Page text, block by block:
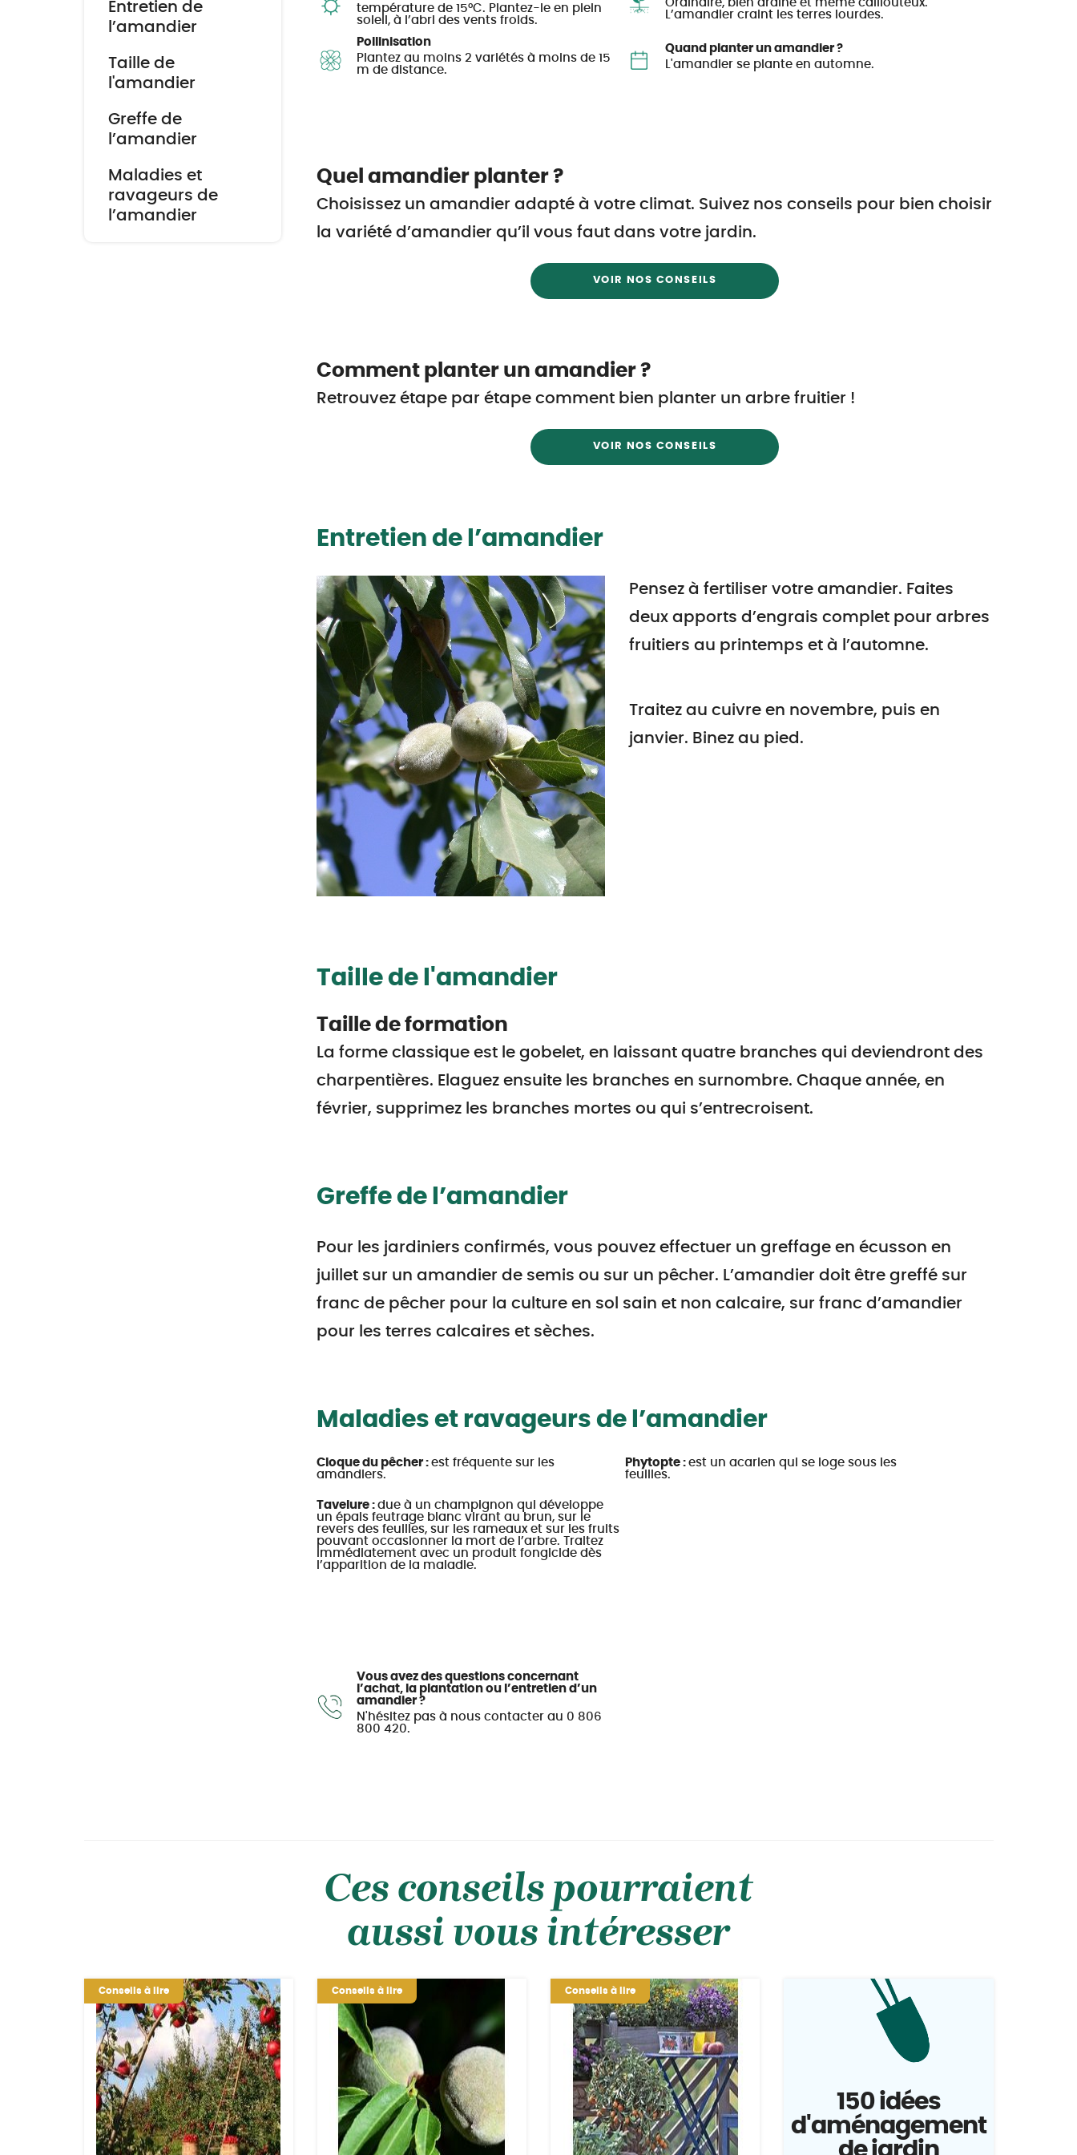
Entretien de
l’amandier
Taille de
l'amandier
Greffe de
l’amandier
Maladies et
ravageurs de
l’amandier
température de 15°C. Plantez-le en plein
soleil, à l’abri des vents froids.
Ordinaire, bien drainé et même caillouteux.
L’amandier craint les terres lourdes.
Pollinisation
Plantez au moins 2 variétés à moins de 15
m de distance.
Quand planter un amandier ?
L'amandier se plante en automne.
Quel amandier planter ?
Choisissez un amandier adapté à votre climat. Suivez nos conseils pour bien choisir
la variété d’amandier qu’il vous faut dans votre jardin.
VOIR NOS CONSEILS
Comment planter un amandier ?
Retrouvez étape par étape comment bien planter un arbre fruitier !
VOIR NOS CONSEILS
Entretien de l’amandier
Pensez à fertiliser votre amandier. Faites
deux apports d’engrais complet pour arbres
fruitiers au printemps et à l’automne.
Traitez au cuivre en novembre, puis en
janvier. Binez au pied.
Taille de l'amandier
Taille de formation
La forme classique est le gobelet, en laissant quatre branches qui deviendront des
charpentières. Elaguez ensuite les branches en surnombre. Chaque année, en
février, supprimez les branches mortes ou qui s’entrecroisent.
Greffe de l’amandier
Pour les jardiniers confirmés, vous pouvez effectuer un greffage en écusson en
juillet sur un amandier de semis ou sur un pêcher. L’amandier doit être greffé sur
franc de pêcher pour la culture en sol sain et non calcaire, sur franc d’amandier
pour les terres calcaires et sèches.
Maladies et ravageurs de l’amandier
Cloque du pêcher : est fréquente sur les
amandiers.
Phytopte : est un acarien qui se loge sous les
feuilles.
Tavelure : due à un champignon qui développe
un épais feutrage blanc virant au brun, sur le
revers des feuilles, sur les rameaux et sur les fruits
pouvant occasionner la mort de l’arbre. Traitez
immédiatement avec un produit fongicide dès
l’apparition de la maladie.
Vous avez des questions concernant
l’achat, la plantation ou l’entretien d’un
amandier ?
N'hésitez pas à nous contacter au 0 806
800 420.
Ces conseils pourraient
aussi vous intéresser
Conseils à lire Conseils à lire Conseils à lire
150 idées
d'aménagement